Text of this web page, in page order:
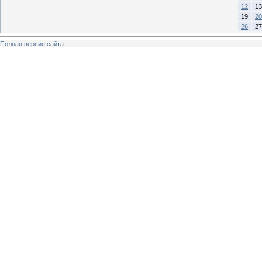
12
13
19
20
26
27
Полная версия сайта